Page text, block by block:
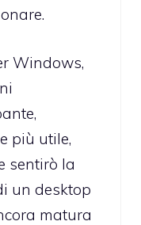
Windows,
più utile,
sentirò la
un desktop
matura